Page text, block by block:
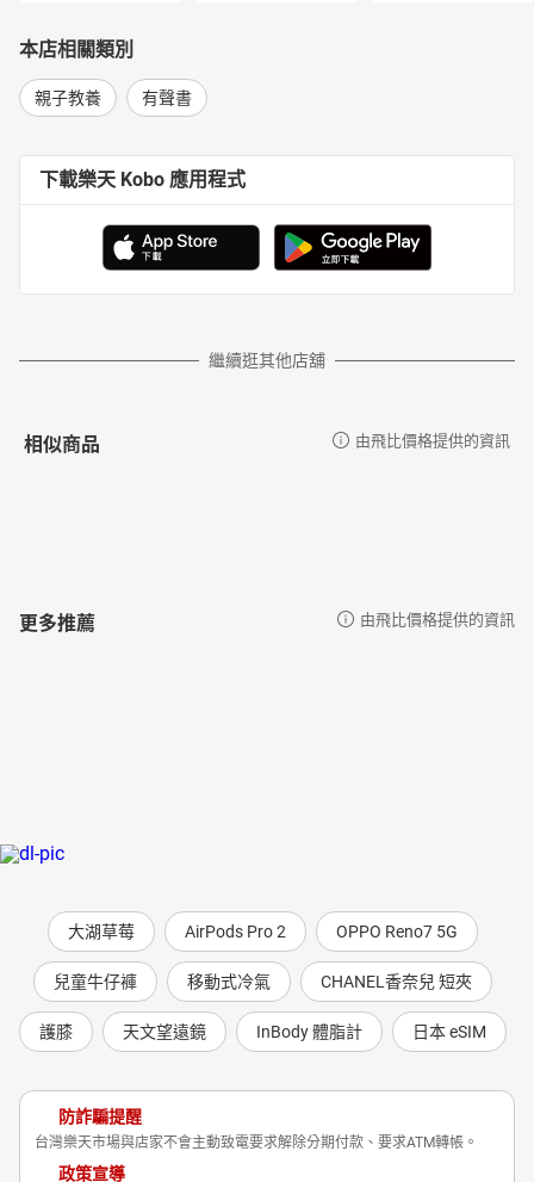
本店相關類別
親子教養 有聲書
下載樂天 Kobo 應用程式
繼續逛其他店舖
相似商品 由飛比價格提供的資訊
更多推薦 由飛比價格提供的資訊
大湖草莓 AirPods Pro 2 OPPO Reno7 5G
兒童牛仔褲 移動式冷氣 CHANEL香奈兒 短夾
護膝 天文望遠鏡 InBody 體脂計 日本 eSIM
防詐騙提醒
台灣樂天市場與店家不會主動致電要求解除分期付款、要求ATM轉帳。
政策宣導